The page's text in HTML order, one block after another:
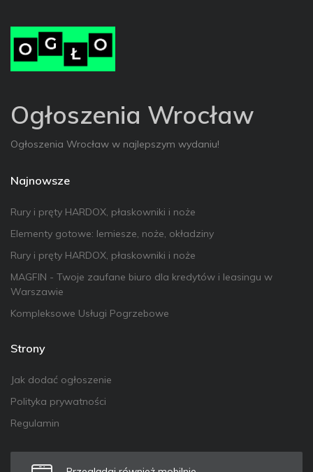
Ogłoszenia Wrocław
Ogłoszenia Wrocław w najlepszym wydaniu!
Najnowsze
Rury i pręty HARDOX, płaskowniki i noże
Elementy gotowe: lemiesze, noże, okładziny
Rury i pręty HARDOX, płaskowniki i noże
MAGFIN - Twoje zaufane biuro dla kredytów i leasingu w
Warszawie
Kompleksowe Usługi Pogrzebowe
Strony
Jak dodać ogłoszenie
Polityka prywatności
Regulamin